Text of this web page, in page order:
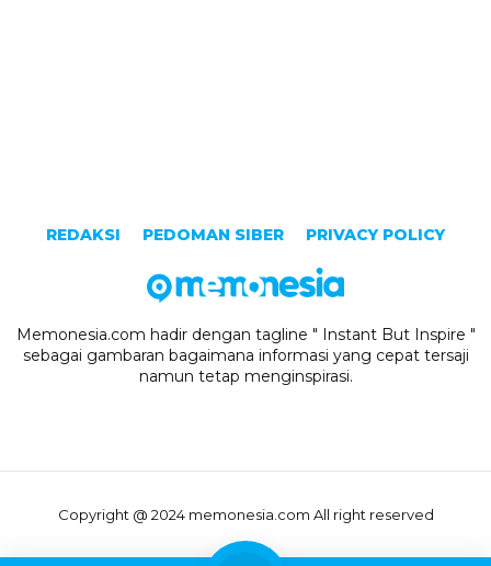
REDAKSI PEDOMAN SIBER PRIVACY POLICY
Memonesia.com hadir dengan tagline " Instant But Inspire "
sebagai gambaran bagaimana informasi yang cepat tersaji
namun tetap menginspirasi.
Copyright @ 2024 memonesia.com All right reserved